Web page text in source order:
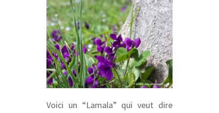
Voici un “Lamala” qui veut dire